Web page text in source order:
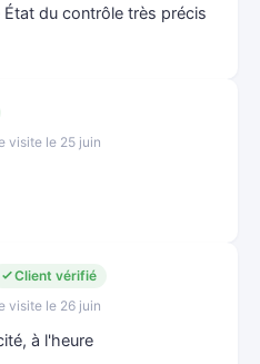
du contrôle très précis
visite le 25 juin
Client vérifié
visite le 26 juin
à l'heure